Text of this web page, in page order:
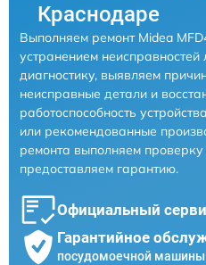
Краснодаре
Выполняем ремонт Midea
устранением
диагностику, выявляем
неисправные детали и
работоспособность
или рекомендованные
ремонта выполняем
предоставляем гарантию.
Официальный
Гарантийное
посудомоечной машины